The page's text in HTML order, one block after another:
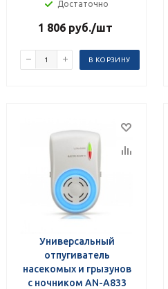
Достаточно
1 806 руб./шт
В КОРЗИНУ
Универсальный
отпугиватель
насекомых и грызунов
с ночником AN-A833